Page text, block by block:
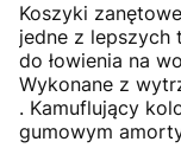
Koszyki
jedne z lepszych
do łowienia na
Wykonane z
. Kamuflujący
gumowym